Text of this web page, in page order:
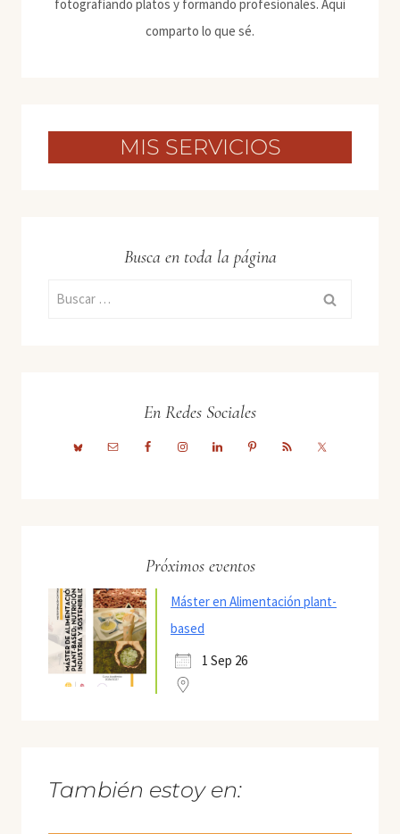
fotografiando platos y formando profesionales. Aquí
comparto lo que sé.
MIS SERVICIOS
Busca en toda la página
Buscar:
En Redes Sociales
Próximos eventos
Máster en Alimentación plant-
based
1 Sep 26
También estoy en: